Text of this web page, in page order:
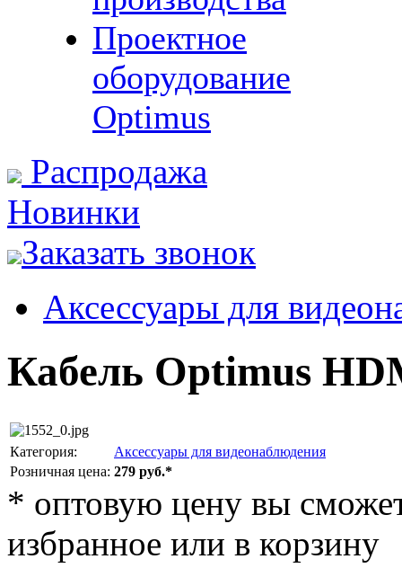
Проектное
оборудование
Optimus
Распродажа
Новинки
Заказать звонок
Аксессуары для
Кабель Optimus
Категория:
Аксессуары для видеонаблюдения
Розничная цена: 279 руб.*
* оптовую цену вы
избранное или в корзину